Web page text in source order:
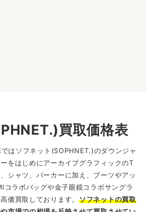
買取価格表
はソフネット(SOPHNET.)のダウンジャ
をはじめにアーカイブグラフィックのT
シャツ、パーカーに加え、ブーツやアッ
コラボバッグや金子眼鏡コラボサングラ
価買取しております。 ソフネットの買取